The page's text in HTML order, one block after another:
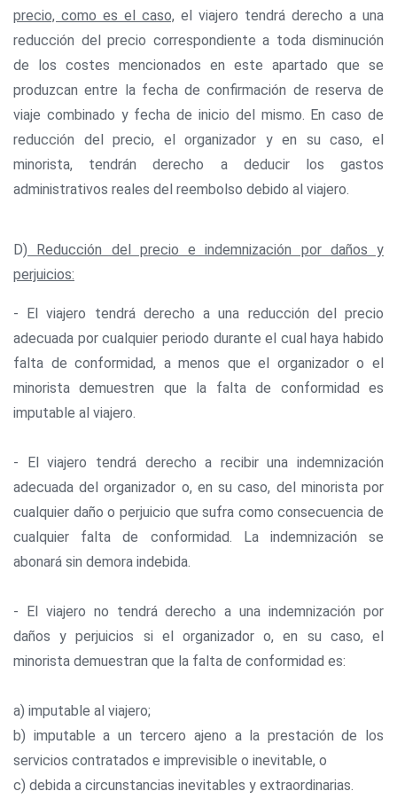
precio, como es el caso, el viajero tendrá derecho a una
reducción del precio correspondiente a toda disminución
de los costes mencionados en este apartado que se
produzcan entre la fecha de confirmación de reserva de
viaje combinado y fecha de inicio del mismo. En caso de
reducción del precio, el organizador y en su caso, el
minorista, tendrán derecho a deducir los gastos
administrativos reales del reembolso debido al viajero.
D) Reducción del precio e indemnización por daños y
perjuicios:
- El viajero tendrá derecho a una reducción del precio
adecuada por cualquier periodo durante el cual haya habido
falta de conformidad, a menos que el organizador o el
minorista demuestren que la falta de conformidad es
imputable al viajero.
- El viajero tendrá derecho a recibir una indemnización
adecuada del organizador o, en su caso, del minorista por
cualquier daño o perjuicio que sufra como consecuencia de
cualquier falta de conformidad. La indemnización se
abonará sin demora indebida.
- El viajero no tendrá derecho a una indemnización por
daños y perjuicios si el organizador o, en su caso, el
minorista demuestran que la falta de conformidad es:
a) imputable al viajero;
b) imputable a un tercero ajeno a la prestación de los
servicios contratados e imprevisible o inevitable, o
c) debida a circunstancias inevitables y extraordinarias.